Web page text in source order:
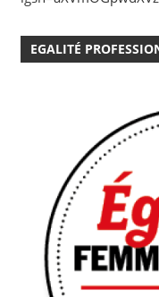
EGALITÉ